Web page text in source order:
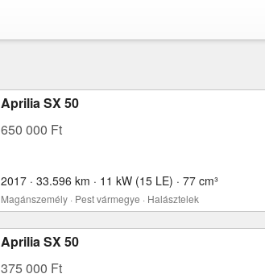
Aprilia SX 50
650 000 Ft
2017 · 33.596 km · 11 kW (15 LE) · 77 cm³
Magánszemély · Pest vármegye · Halásztelek
Aprilia SX 50
375 000 Ft